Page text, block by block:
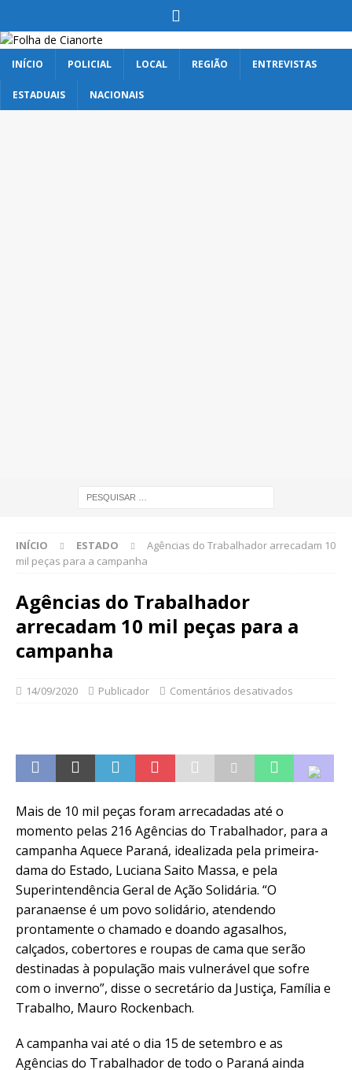
INÍCIO POLICIAL LOCAL REGIÃO ENTREVISTAS
ESTADUAIS NACIONAIS
INÍCIO ESTADO
Agências do Trabalhador arrecadam 10
mil peças para a campanha
Agências do Trabalhador
arrecadam 10 mil peças para a
campanha
14/09/2020 Publicador Comentários desativados
Mais de 10 mil peças foram arrecadadas até o
momento pelas 216 Agências do Trabalhador, para a
campanha Aquece Paraná, idealizada pela primeira-
dama do Estado, Luciana Saito Massa, e pela
Superintendência Geral de Ação Solidária. “O
paranaense é um povo solidário, atendendo
prontamente o chamado e doando agasalhos,
calçados, cobertores e roupas de cama que serão
destinadas à população mais vulnerável que sofre
com o inverno”, disse o secretário da Justiça, Família e
Trabalho, Mauro Rockenbach.
A campanha vai até o dia 15 de setembro e as
Agências do Trabalhador de todo o Paraná ainda